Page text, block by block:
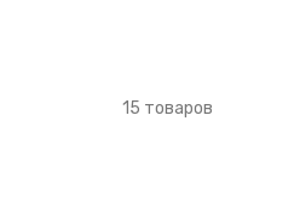
15 товаров